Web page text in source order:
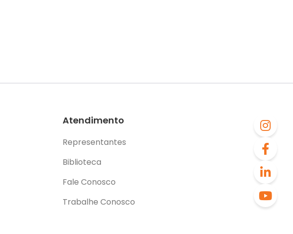
Atendimento
Representantes
Biblioteca
Fale Conosco
Trabalhe Conosco